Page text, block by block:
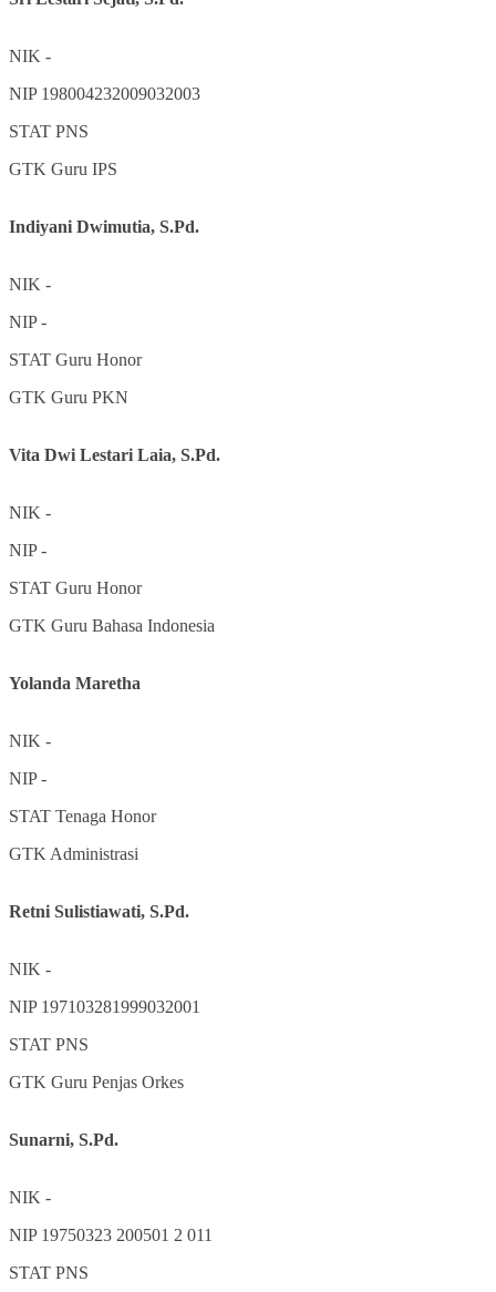
NIK -
NIP 198004232009032003
STAT PNS
GTK Guru IPS
Indiyani Dwimutia, S.Pd.
NIK -
NIP-
STAT Guru Honor
GTK Guru PKN
Vita Dwi Lestari Laia, S.Pd.
NIK -
NIP-
STAT Guru Honor
GTK Guru Bahasa Indonesia
Yolanda Maretha
NIK -
NIP-
STAT Tenaga Honor
GTK Administrasi
Retni Sulistiawati, S.Pd.
NIK -
NIP 197103281999032001
STAT PNS
GTK Guru Penjas Orkes
Sunarni, S.Pd.
NIK -
NIP 19750323 200501 2 011
STAT PNS